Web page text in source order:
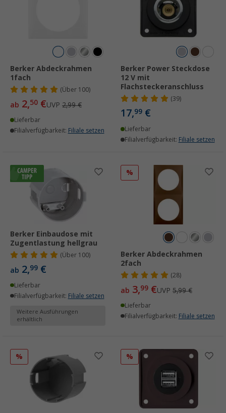
Berker Abdeckrahmen
1fach
(Über100)
ab 2,50 €UVP 2,99 €
Lieferbar
Filialverfügbarkeit: Filiale setzen
Berker Power Steckdose
12 V mit
Flachsteckeranschluss
(39)
17,99 €
Lieferbar
Filialverfügbarkeit: Filiale setzen
Berker Einbaudose mit
Zugentlastung hellgrau
(Über100)
ab 2,99 €
Lieferbar
Filialverfügbarkeit: Filiale setzen
Weitere Ausführungen
erhältlich
%
Berker Abdeckrahmen
2fach
(28)
ab 3,99 €UVP 5,99 €
Lieferbar
Filialverfügbarkeit: Filiale setzen
% %